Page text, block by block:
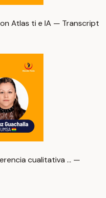
Atlas ti e IA — Transcript
cualitativa … —